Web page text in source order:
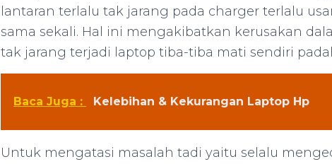
lantaran terlalu tak jarang pada charger terlalu
sama sekali. Hal ini mengakibatkan kerusakan
tak jarang terjadi laptop tiba-tiba mati sendiri
Baca Juga : Kelebihan & Kekurangan Laptop Hp
Untuk mengatasi masalah tadi yaitu selalu